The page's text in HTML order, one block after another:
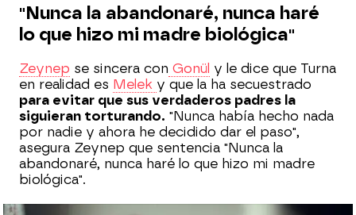
"Nunca la abandonaré, nunca haré
lo que hizo mi madre biológica"
Zeynep se sincera con Gonül y le dice que Turna
en realidad es Melek y que la ha secuestrado
para evitar que sus verdaderos padres la
siguieran torturando. "Nunca había hecho nada
por nadie y ahora he decidido dar el paso",
asegura Zeynep que sentencia "Nunca la
abandonaré, nunca haré lo que hizo mi madre
biológica".